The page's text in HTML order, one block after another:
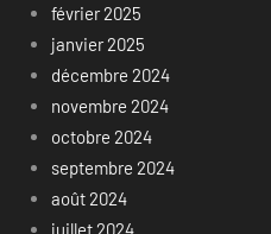
février 2025
janvier 2025
décembre 2024
novembre 2024
octobre 2024
septembre 2024
août 2024
juillet 2024